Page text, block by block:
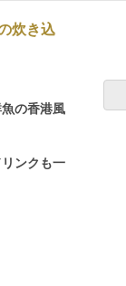
炊き込
の香港風
ンクも一